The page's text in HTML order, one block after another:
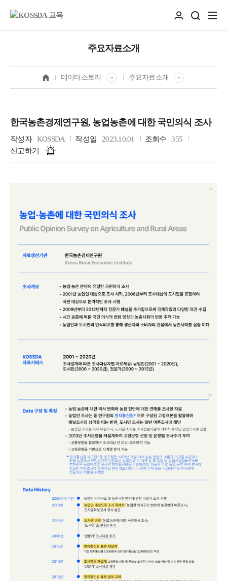
주요자료소개
데이터스토리 주요자료소개
한국농촌경제연구원, 농업농촌에 대한 국민의식 조사
작성자 KOSSDA 작성일 2023.10.01 조회수
355
신고하기